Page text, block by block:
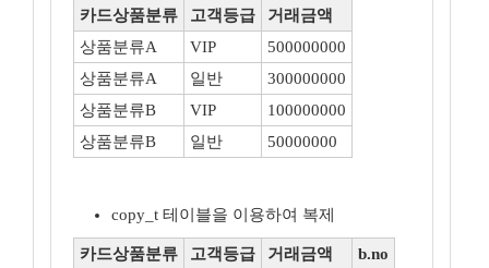
카드상품분류 고객등급
거래금액
상품분류A
VIP
500000000
상품분류A
일반
300000000
상품분류B
VIP
100000000
상품분류B
일반 50000000
copy_t 테이블을 이용하여 복제
카드상품분류 고객등급 거래금액
b.no